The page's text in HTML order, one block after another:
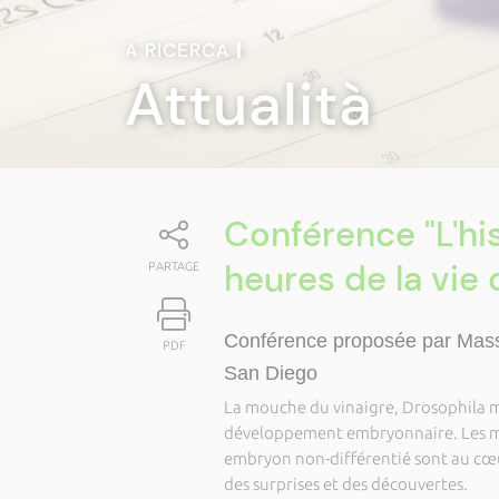
A RICERCA|
Attualità
PARTAGE
PDF
Conférence
heures de la vie
Conférence proposée par
San Diego
La mouche du vinaigre, Drosophila
développement embryonnaire. Les
embryon non-différentié sont au
des surprises et des découvertes.